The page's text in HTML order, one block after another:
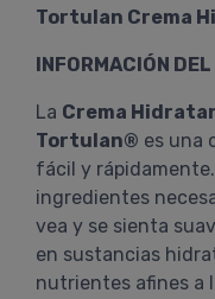
Tortulan Crema
INFORMACIÓN
La Crema
Tortulan® es una
fácil y
ingredientes
vea y se sienta
en sustancias
nutrientes afines a